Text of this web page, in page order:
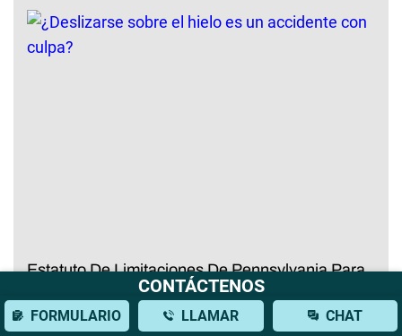
Estatuto De Limitaciones De Pennsylvania Para
CONTÁCTENOS
FORMULARIO LLAMAR CHAT